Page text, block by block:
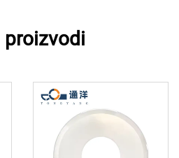
proizvodi